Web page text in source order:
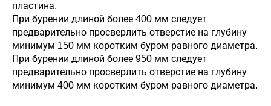
пластина.
При бурении длиной более 400 мм следует
предварительно просверлить отверстие на глубину
минимум 150 мм коротким буром равного диаметра.
При бурении длиной более 950 мм следует
предварительно просверлить отверстие на глубину
минимум 400 мм коротким буром равного диаметра.